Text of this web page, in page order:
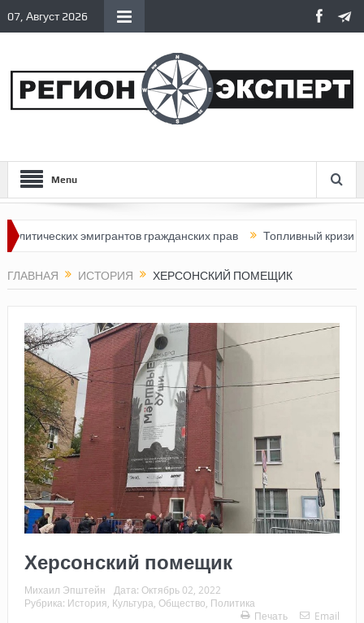
07, Август 2026
Menu
эмигрантов гражданских прав Топливный кризис в
ГЛАВНАЯ ИСТОРИЯ ХЕРСОНСКИЙ ПОМЕЩИК
Херсонский помещик
Михаил Эпштейн Дата: Октябрь 02, 2022
Рубрика: История Культура Общество Политика
Печать
Email